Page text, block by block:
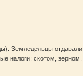
Земледельцы отдавали
налоги: скотом, зерном,